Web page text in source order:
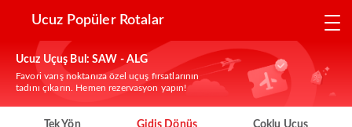
Ucuz Popüler Rotalar
Ucuz Uçuş Bul: SAW - ALG
Favori varış noktanıza özel uçuş fırsatlarının
tadını çıkarın. Hemen rezervasyon yapın!
Tek Yön Gidiş Dönüş Çoklu Uçuş